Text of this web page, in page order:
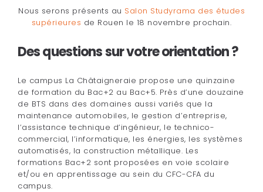
Nous serons présents au Salon Studyrama des études
supérieures de Rouen le 18 novembre prochain.
Des questions sur votre orientation ?
Le campus La Châtaigneraie propose une quinzaine
de formation du Bac+2 au Bac+5. Près d’une douzaine
de BTS dans des domaines aussi variés que la
maintenance automobiles, le gestion d’entreprise,
l’assistance technique d’ingénieur, le technico-
commercial, l’informatique, les énergies, les systèmes
automatisés, la construction métallique. Les
formations Bac+2 sont proposées en voie scolaire
et/ou en apprentissage au sein du CFC-CFA du
campus.